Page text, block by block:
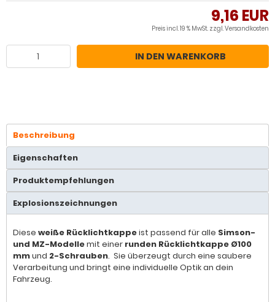
9,16 EUR
Preis incl. 19 % MwSt. zzgl.Versandkosten
IN DEN WARENKORB
Beschreibung
Eigenschaften
Produktempfehlungen
Explosionszeichnungen
Diese weiße Rücklichtkappeist passend für alle Simson-
und MZ-Modellemit einer runden Rücklichtkappe Ø100
mmund 2-Schrauben. Sie überzeugt durch eine saubere
Verarbeitung und bringt eine individuelle Optik an dein
Fahrzeug.